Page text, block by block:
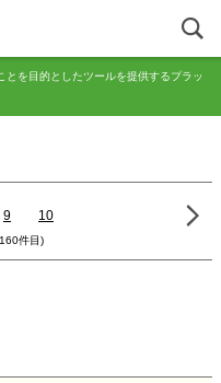
を目的としたツールを提供するプラッ
9 10
件目)